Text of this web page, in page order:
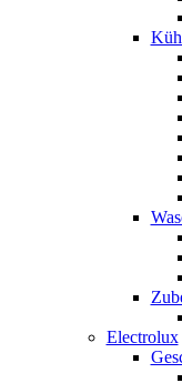
Electrolux